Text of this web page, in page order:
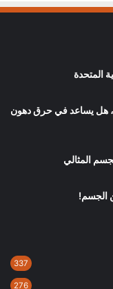
المتحدة
مراجعة مكمل ريفولين إلترا Revolyn Ultra ، هل يساعد في حرق دهون
المثالي
337
276